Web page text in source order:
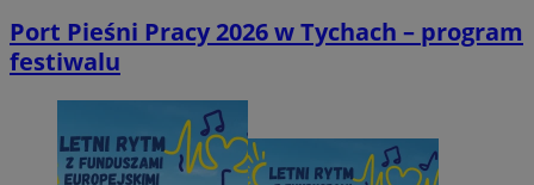
Port Pieśni Pracy 2026 w Tychach – program
festiwalu